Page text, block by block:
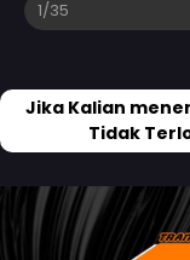
Jika Kalian
Tidak